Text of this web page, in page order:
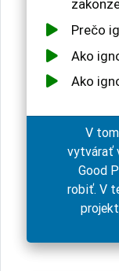
Prečo
Ako
Ako
V
vytvárať
Good
robiť. V